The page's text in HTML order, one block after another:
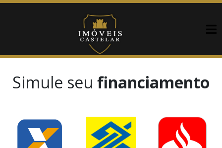
Simule seu financiamento